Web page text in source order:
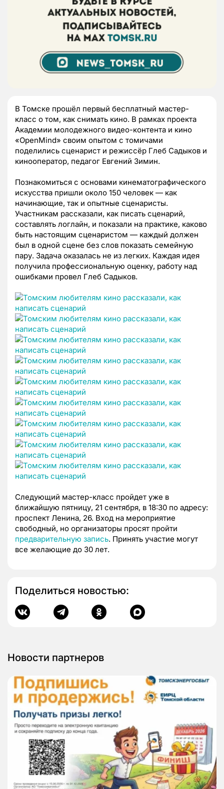
В Томске прошёл первый бесплатный мастер-
класс о том, как снимать кино. В рамках проекта
Академии молодежного видео-контента и кино
«OpenMind» своим опытом с томичами
поделились сценарист и режиссёр Глеб Садыков и
кинооператор, педагог Евгений Зимин.
Познакомиться с основами кинематографического
искусства пришли около 150 человек — как
начинающие, так и опытные сценаристы.
Участникам рассказали, как писать сценарий,
составлять логлайн, и показали на практике, каково
быть настоящим сценаристом — каждый должен
был в одной сцене без слов показать семейную
пару. Задача оказалась не из легких. Каждая идея
получила профессиональную оценку, работу над
ошибками провел Глеб Садыков.
Следующий мастер-класс пройдет уже в
ближайшую пятницу, 21 сентября, в 18:30 по адресу:
проспект Ленина, 26. Вход на мероприятие
свободный, но организаторы просят пройти
предварительную запись. Принять участие могут
все желающие до 30 лет.
Поделиться новостью:
Новости партнеров